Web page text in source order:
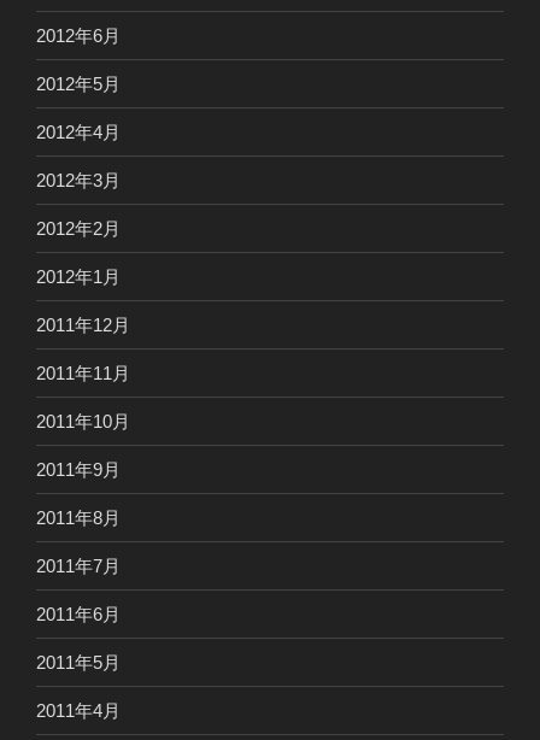
2012年6月
2012年5月
2012年4月
2012年3月
2012年2月
2012年1月
2011年12月
2011年11月
2011年10月
2011年9月
2011年8月
2011年7月
2011年6月
2011年5月
2011年4月